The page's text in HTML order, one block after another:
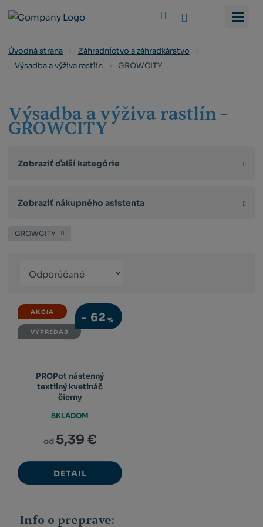
Úvodná strana
Záhradníctvo a záhradkárstvo
Výsadba a výživa rastlín
GROWCITY
Výsadba a výživa rastlín -
GROWCITY
Zobraziť ďalší kategórie
Zobraziť nákupného asistenta
GROWCITY
produktů
- 62%
AKCIA
VÝPREDAJ
PROPot nástenný
textilný kvetináč
čierny
od 5,39 €
DETAIL
SKLADOM
Info o preprave: